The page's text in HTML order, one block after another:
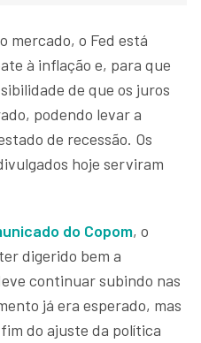
mercado, o Fed está
à inflação e, para que
de que os juros
podendo levar a
de recessão. Os
hoje serviram
do Copom, o
digerido bem a
continuar subindo nas
já era esperado, mas
do ajuste da política